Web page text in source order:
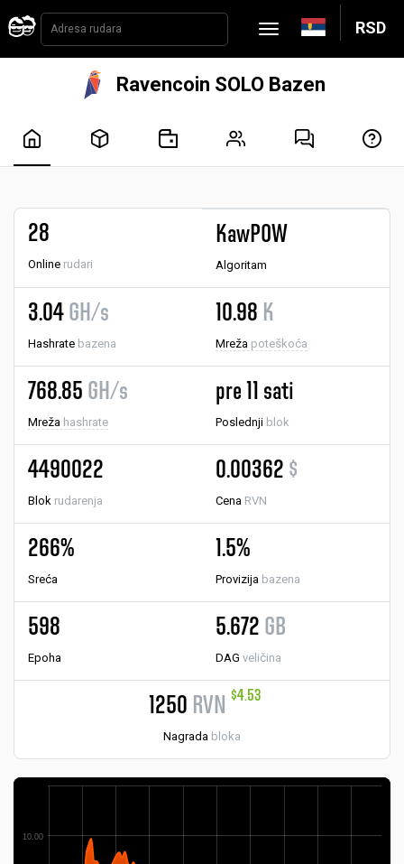
RSD
Ravencoin SOLO Bazen
28
Online rudari
KawPOW
Algoritam
3.04 GH/s
Hashrate bazena
10.98 K
Mreža poteškoća
768.85 GH/s
Mreža hashrate
pre 11 sati
Poslednji blok
4490022
Blok rudarenja
0.00362 $
Cena RVN
266%
Sreća
1.5%
Provizija bazena
598
Epoha
5.672 GB
DAG veličina
1250 RVN $4.53
Nagrada bloka
10.00